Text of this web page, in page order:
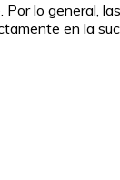
lo general,
en la